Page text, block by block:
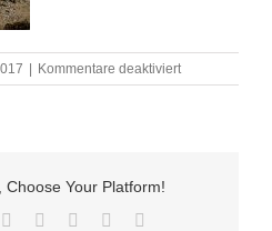
Kommentare deaktiviertfür
IMG_5515
Choose Your Platform!
LinkedIn
TumblrPinterest